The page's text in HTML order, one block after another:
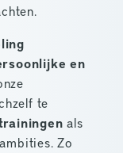
en
te
als
Zo